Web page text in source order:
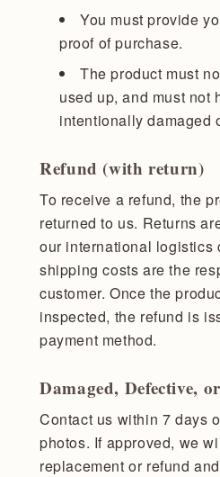
You must provide
proof of purchase.
The product must
used up, and must not
intentionally damaged
Refund (with return)
To receive a refund, the
returned to us. Returns
our international logistics
shipping costs are the
customer. Once the
inspected, the refund is
payment method.
Damaged, Defective,
Contact us within 7 days
photos. If approved, we
replacement or refund